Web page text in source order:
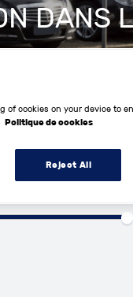
DANS
of cookies on your device to
Politique de cookies
Reject All